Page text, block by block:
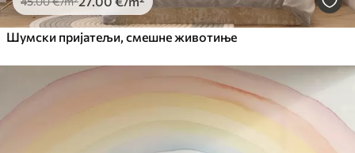
Шумски пријатељи, смешне животиње